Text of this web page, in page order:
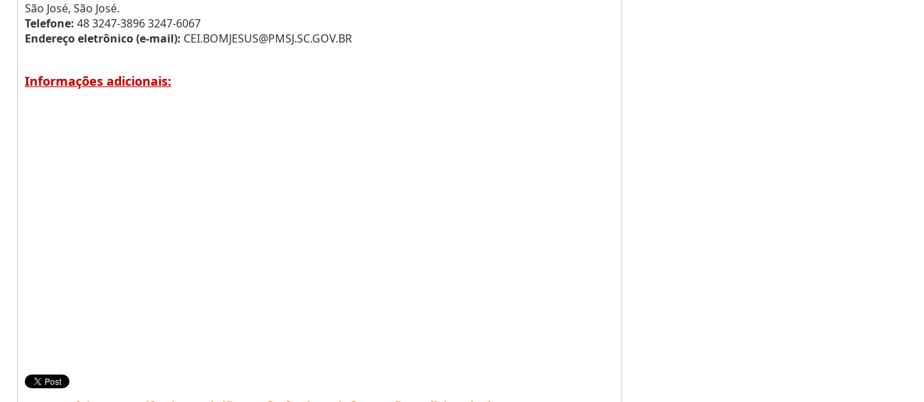
São José, São José.
Telefone: 48 3247-3896 3247-6067
Endereço eletrônico (e-mail): CEI.BOMJESUS@PMSJ.SC.GOV.BR
Informações adicionais: